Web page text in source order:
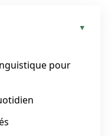
pour